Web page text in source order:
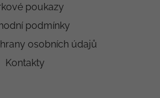
poukazy
podmínky
osobních údajů
Kontakty